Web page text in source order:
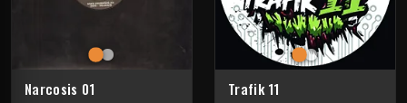
Narcosis 01 Trafik 11